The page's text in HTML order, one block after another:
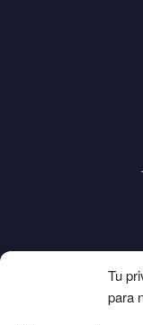
Tu
para